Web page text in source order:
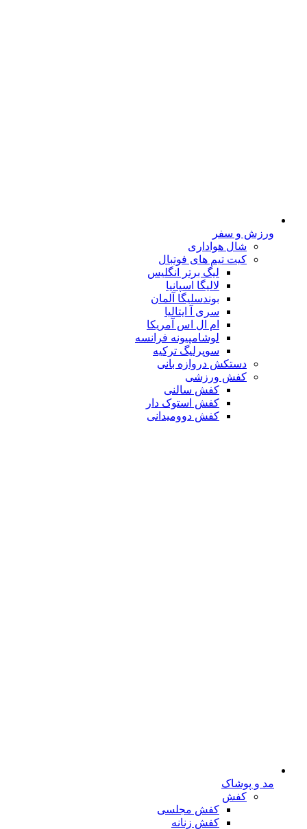
ورزش و سفر
شال هواداری
کیت تیم های فوتبال
لیگ برتر انگلیس
لالیگا اسپانیا
بوندسلیگا آلمان
سری آ ایتالیا
ام ال اس آمریکا
لوشامپیونه فرانسه
سوپرلیگ ترکیه
دستکش دروازه بانی
کفش ورزشی
کفش سالنی
کفش استوک دار
کفش دوومیدانی
مد و پوشاک
کفش
کفش مجلسی
کفش زنانه